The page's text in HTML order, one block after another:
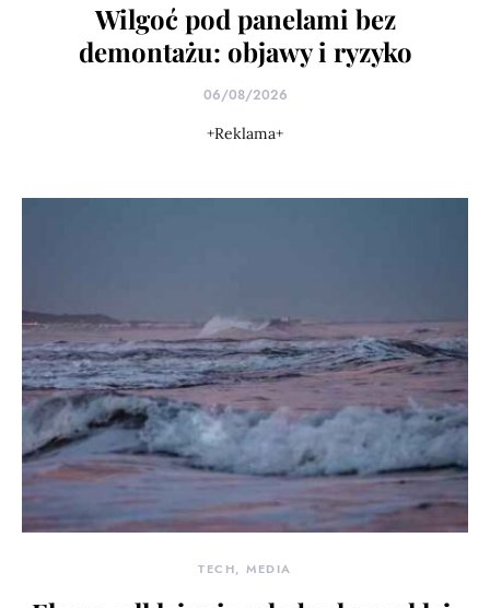
Wilgoć pod panelami bez
demontażu: objawy i ryzyko
06/08/2026
+Reklama+
TECH, MEDIA